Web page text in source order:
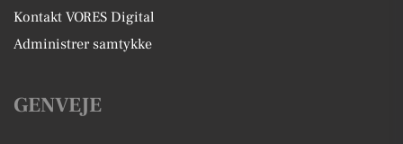
Kontakt VORES Digital
Administrer samtykke
GENVEJE